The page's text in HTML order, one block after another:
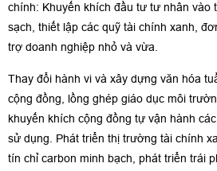
chính: Khuyến khích đầu tư tư nhân vào
sạch, thiết lập các quỹ tài chính xanh,
trợ doanh nghiệp nhỏ và vừa.
Thay đổi hành vi và xây dựng văn hóa
cộng đồng, lồng ghép giáo dục môi
khuyến khích cộng đồng tự vận hành
sử dụng. Phát triển thị trường tài chính
tín chỉ carbon minh bạch, phát triển trái